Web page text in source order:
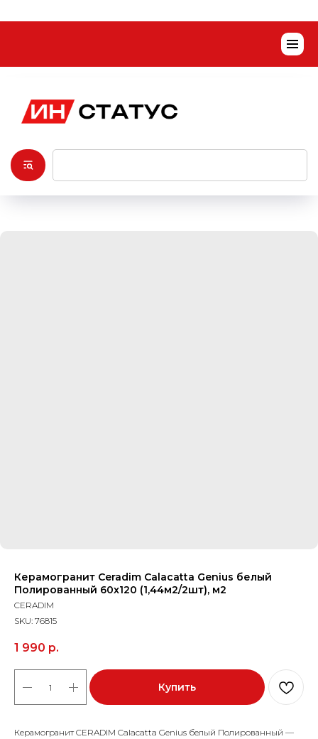
Керамогранит Ceradim Calacatta Genius белый
Полированный 60x120 (1,44м2/2шт), м2
CERADIM
SKU: 76815
1 990 р.
Купить
Керамогранит CERADIM Calacatta Genius белый Полированный —